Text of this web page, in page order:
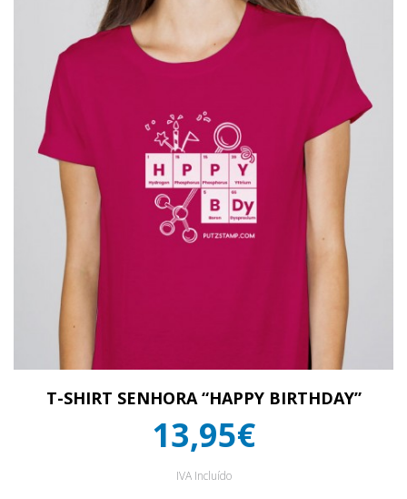
T-SHIRT SENHORA “HAPPY BIRTHDAY”
13,95€
IVA Incluído